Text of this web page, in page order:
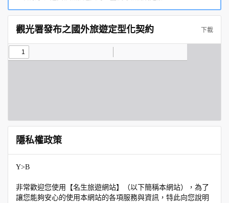
觀光署發布之國外旅遊定型化契約 下載
隱私權政策
Y>B
非常歡迎您使用【名生旅遊網站】（以下簡稱本網站），為了
讓您能夠安心的使用本網站的各項服務與資訊，特此向您說明